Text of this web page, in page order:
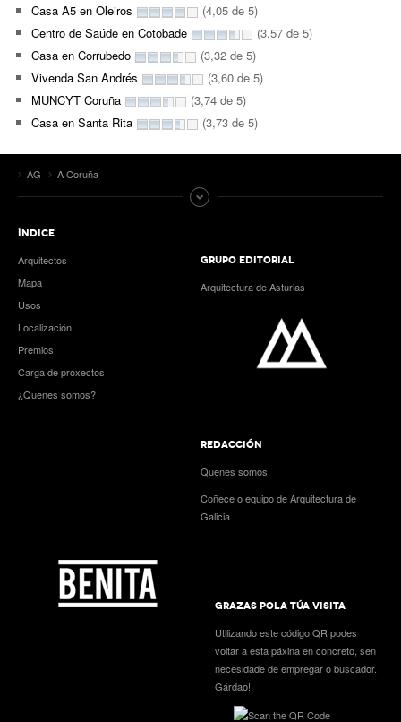
Casa A5 en Oleiros
(4,05 de 5)
Centro de Saúde en Cotobade
(3,57 de 5)
Casa en Corrubedo
(3,32 de 5)
Vivenda San Andrés
(3,60 de 5)
MUNCYT Coruña
(3,74 de 5)
Casa en Santa Rita
(3,73 de 5)
AG A Coruña
ÍNDICE
Arquitectos
Mapa
Usos
Localización
Premios
Carga de proxectos
¿Quenes somos?
GRUPO EDITORIAL
Arquitectura de Asturias
REDACCIÓN
Quenes somos
Coñece o equipo de Arquitectura de
Galicia
GRAZAS POLA TÚA VISITA
Utilizando este código QR podes
voltar a esta páxina en concreto, sen
necesidade de empregar o buscador.
Gárdao!